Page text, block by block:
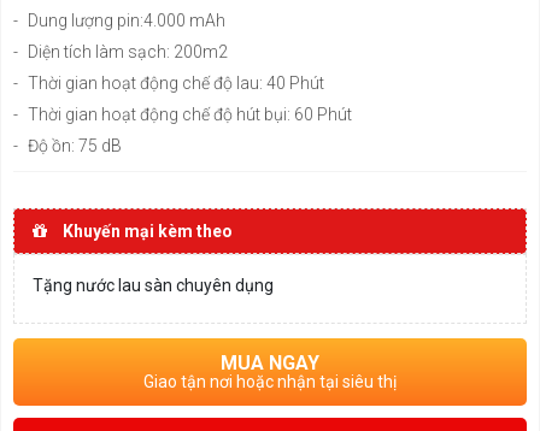
- Dung lượng pin:4.000 mAh
- Diện tích làm sạch: 200m2
- Thời gian hoạt động chế độ lau: 40 Phút
- Thời gian hoạt động chế độ hút bụi: 60 Phút
- Độ ồn: 75 dB
Khuyến mại kèm theo
Tặng nước lau sàn chuyên dụng
MUA NGAY
Giao tận nơi hoặc nhận tại siêu thị